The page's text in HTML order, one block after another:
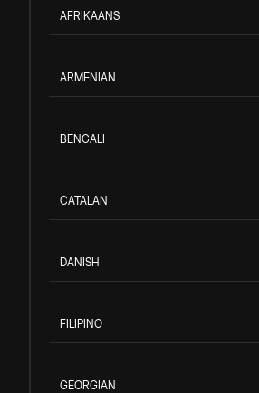
AFRIKAANS
ARMENIAN
BENGALI
CATALAN
DANISH
FILIPINO
GEORGIAN